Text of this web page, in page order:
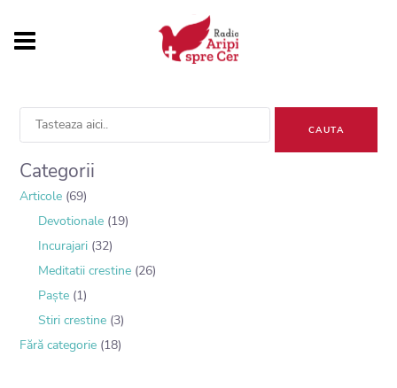
Categorii
Articole(69)
Devotionale(19)
Incurajari(32)
Meditatii crestine(26)
Paște(1)
Stiri crestine(3)
Fără categorie(18)